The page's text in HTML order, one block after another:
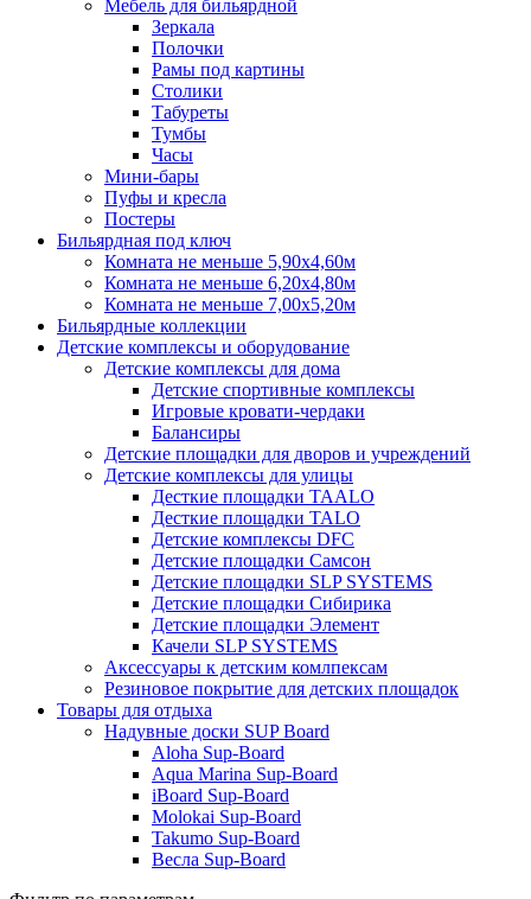
Мебель для бильярдной
Зеркала
Полочки
Рамы под картины
Столики
Табуреты
Тумбы
Часы
Мини-бары
Пуфы и кресла
Постеры
Бильярдная под ключ
Комната не меньше 5,90х4,60м
Комната не меньше 6,20х4,80м
Комната не меньше 7,00х5,20м
Бильярдные коллекции
Детские комплексы и оборудование
Детские комплексы для дома
Детские спортивные комплексы
Игровые кровати-чердаки
Балансиры
Детские площадки для дворов и учреждений
Детские комплексы для улицы
Десткие площадки TAALO
Десткие площадки TALO
Детские комплексы DFC
Детские площадки Самсон
Детские площадки SLP SYSTEMS
Детские площадки Сибирика
Детские площадки Элемент
Качели SLP SYSTEMS
Аксессуары к детским комлпексам
Резиновое покрытие для детских площадок
Товары для отдыха
Надувные доски SUP Board
Aloha Sup-Board
Aqua Marina Sup-Board
iBoard Sup-Board
Molokai Sup-Board
Takumo Sup-Board
Весла Sup-Board